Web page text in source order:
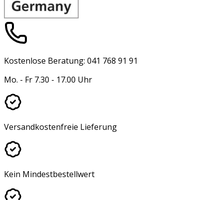
Kostenlose Beratung: 041 768 91 91
Mo. - Fr 7.30 - 17.00 Uhr
Versandkostenfreie Lieferung
Kein Mindestbestellwert